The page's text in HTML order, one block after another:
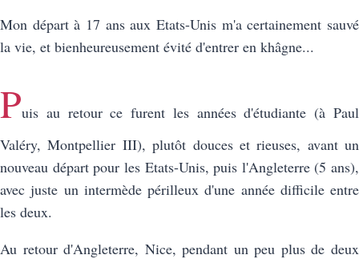
Mon départ à 17 ans aux Etats-Unis m'a certainement sauvé
la vie, et bienheureusement évité d'entrer en khâgne...
Puis au retour ce furent les années d'étudiante (à Paul
Valéry, Montpellier III), plutôt douces et rieuses, avant un
nouveau départ pour les Etats-Unis, puis l'Angleterre (5 ans),
avec juste un intermède périlleux d'une année difficile entre
les deux.
Au retour d'Angleterre, Nice, pendant un peu plus de deux